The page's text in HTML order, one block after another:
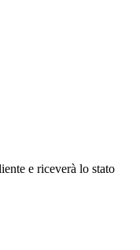
e riceverà lo stato